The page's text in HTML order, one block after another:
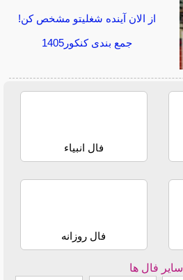
از الان آینده شغلیتو مشخص کن!
جمع بندی کنکور1405
فال انبیاء
فال روزانه
سایر فال ها